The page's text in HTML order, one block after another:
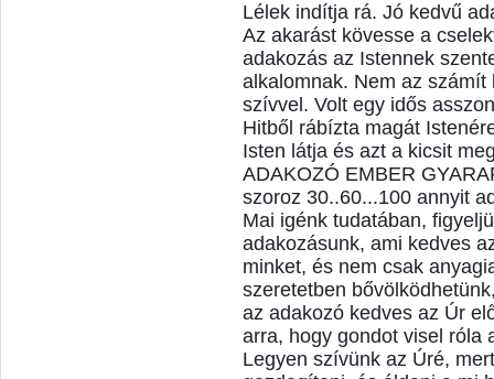
Lélek indítja rá. Jó kedvű
Az akarást kövesse a
adakozás az Istennek
alkalomnak. Nem az
szívvel. Volt egy idős
Hitből rábízta magát
Isten látja és azt a kicsit
ADAKOZÓ EMBER
szoroz 30..60...100 annyit
Mai igénk tudatában,
adakozásunk, ami kedves
minket, és nem csak
szeretetben
az adakozó kedves az Úr
arra, hogy gondot visel róla
Legyen szívünk az Úré,